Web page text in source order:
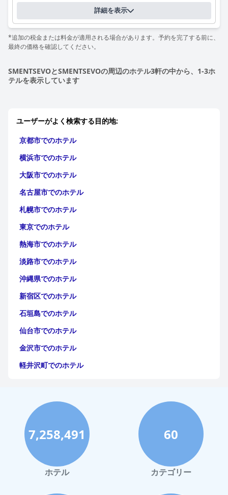
詳細を表示
*追加の税金または料金が適用される場合があります。予約を完了する前に、
最終の価格を確認してください。
SMENTSEVOとSMENTSEVOの周辺のホテル3軒の中から、1-3ホ
テルを表示しています
ユーザーがよく検索する目的地:
京都市でのホテル
横浜市でのホテル
大阪市でのホテル
名古屋市でのホテル
札幌市でのホテル
東京でのホテル
熱海市でのホテル
淡路市でのホテル
沖縄県でのホテル
新宿区でのホテル
石垣島でのホテル
仙台市でのホテル
金沢市でのホテル
軽井沢町でのホテル
神戸市でのホテル
宮古島でのホテル
函館市でのホテル
ハワイイでのホテル
鎌倉市でのホテル
7,258,491
ホテル
60
カテゴリー